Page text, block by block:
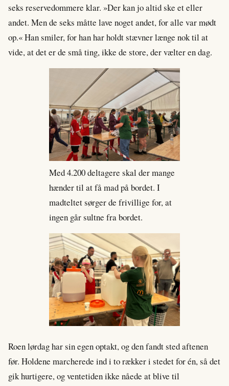
seks reservedommere klar. »Der kan jo altid ske et eller
andet. Men de seks måtte lave noget andet, for alle var mødt
op.« Han smiler, for han har holdt stævner længe nok til at
vide, at det er de små ting, ikke de store, der vælter en dag.
Med 4.200 deltagere skal der mange
hænder til at få mad på bordet. I
madteltet sørger de frivillige for, at
ingen går sultne fra bordet.
Roen lørdag har sin egen optakt, og den fandt sted aftenen
før. Holdene marcherede ind i to rækker i stedet for én, så det
gik hurtigere, og ventetiden ikke nåede at blive til